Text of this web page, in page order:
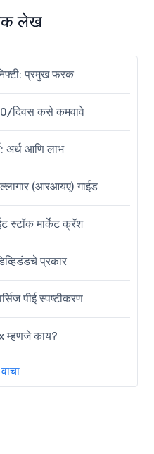
लेख
प्रमुख फरक
दिवस कसे कमवावे
अर्थ आणि लाभ
(आरआयए) गाईड
स्टॉक मार्केट क्रॅश
प्रकार
पीई स्पष्टीकरण
म्हणजे काय?